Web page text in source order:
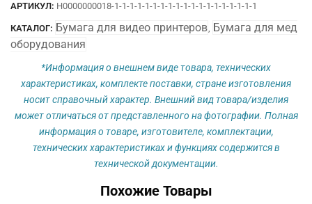
CE
АРТИКУЛ: Н0000000018-1-1-1-1-1-1-1-1-1-1-1-1-1-1-1-1-1-1-1
КАТАЛОГ: Бумага для видео принтеров, Бумага для мед
оборудования
*Информация о внешнем виде товара, технических
характеристиках, комплекте поставки, стране изготовления
носит справочный характер. Внешний вид товара/изделия
может отличаться от представленного на фотографии. Полная
информация о товаре, изготовителе, комплектации,
технических характеристиках и функциях содержится в
технической документации.
Похожие Товары